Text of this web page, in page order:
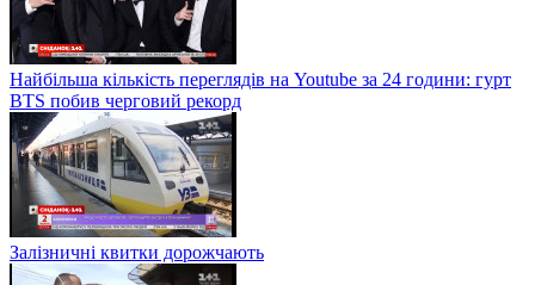
Найбільша кількість переглядів на Youtube за 24 години: гурт
BTS побив черговий рекорд
Залізничні квитки дорожчають